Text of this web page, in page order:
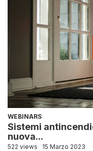
WEBINARS
Sistemi
nuova...
522 views 15 Marzo 2023